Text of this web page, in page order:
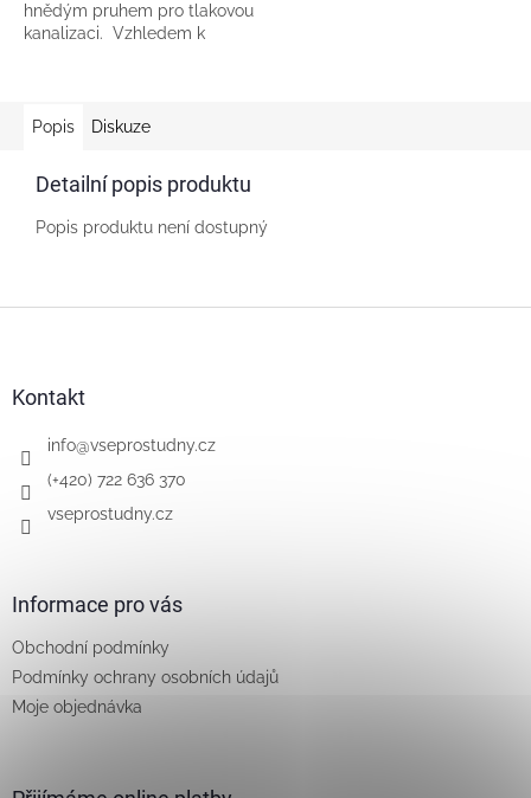
hnědým pruhem pro tlakovou
kanalizaci. Vzhledem k
odběr či...
Popis Diskuze
Detailní popis produktu
Popis produktu není dostupný
Kontakt
info@vseprostudny.cz
(+420) 722 636 370
vseprostudny.cz
Informace pro vás
Obchodní podmínky
Podmínky ochrany osobních údajů
Moje objednávka